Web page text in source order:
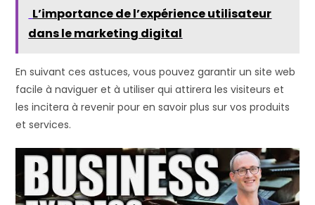
L’importance de l’expérience utilisateur
dans le marketing digital
En suivant ces astuces, vous pouvez garantir un site web
facile à naviguer et à utiliser qui attirera les visiteurs et
les incitera à revenir pour en savoir plus sur vos produits
et services.